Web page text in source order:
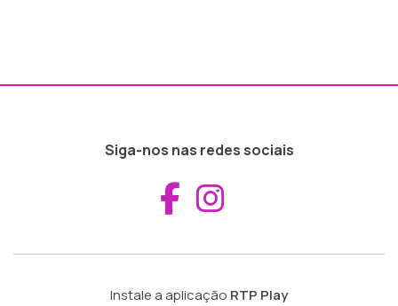
Siga-nos nas redes sociais
Aceder ao
Instale a aplicação RTP Play